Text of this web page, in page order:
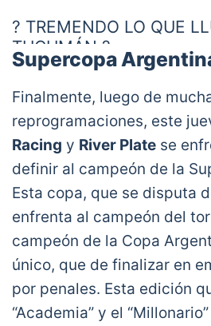
? TREMENDO LO QUE
TUCUMÁN ?
El árbitro Nazareno Arasa
partido entre Atlético
por las intensas lluvias
❌
pic.twitter.com/
— TNT Sports Argentina
March 2, 2021
Supercopa
Finalmente, luego de
reprogramaciones, este
Racing y River Plate se
definir al campeón de la
Esta copa, que se disputa
enfrenta al campeón del
campeón de la Copa
único, que de finalizar en
por penales. Esta edición
“Academia” y el